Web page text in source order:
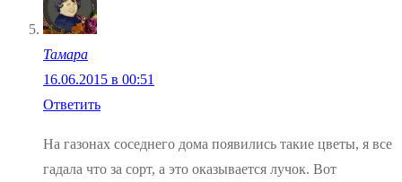
Тамара
16.06.2015 в 00:51
Ответить
На газонах соседнего дома появились такие цветы, я все
гадала что за сорт, а это оказывается лучок. Вот